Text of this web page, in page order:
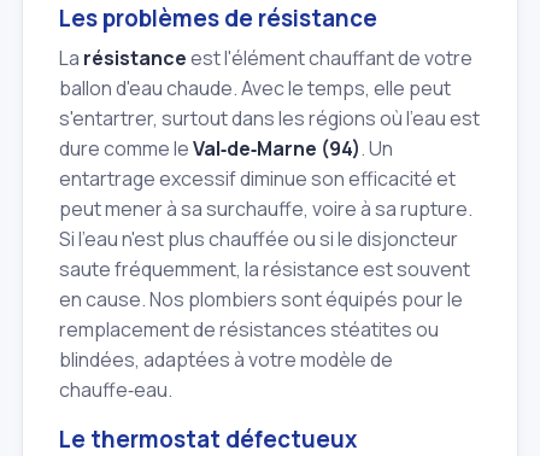
Les problèmes de résistance
La résistanceest l'élément chauffant de votre
ballon d'eau chaude. Avec le temps, elle peut
s'entartrer, surtout dans les régions où l'eau est
dure comme leVal‑de‑Marne (94). Un
entartrage excessif diminue son efficacité et
peut mener à sa surchauffe, voire à sa rupture.
Si l'eau n'est plus chauffée ou si le disjoncteur
saute fréquemment, la résistance est souvent
en cause. Nos plombiers sont équipés pour le
remplacement de résistances stéatites ou
blindées, adaptées à votre modèle de
chauffe‑eau.
Le thermostat défectueux